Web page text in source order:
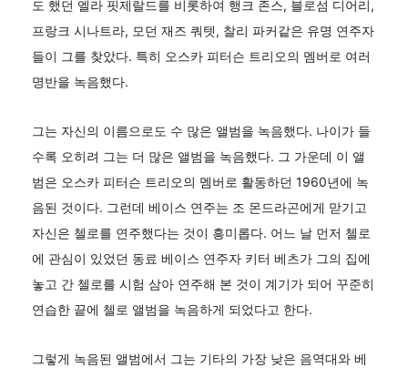
도 했던 엘라 핏제랄드를 비롯하여 행크 존스, 블로섬 디어리,
프랑크 시나트라, 모던 재즈 쿼텟, 찰리 파커같은 유명 연주자
들이 그를 찾았다. 특히 오스카 피터슨 트리오의 멤버로 여러
명반을 녹음했다.
그는 자신의 이름으로도 수 많은 앨범을 녹음했다. 나이가 들
수록 오히려 그는 더 많은 앨범을 녹음했다. 그 가운데 이 앨
범은 오스카 피터슨 트리오의 멤버로 활동하던 1960년에 녹
음된 것이다. 그런데 베이스 연주는 조 몬드라곤에게 맏기고
자신은 첼로를 연주했다는 것이 흥미롭다. 어느 날 먼저 첼로
에 관심이 있었던 동료 베이스 연주자 키터 베츠가 그의 집에
놓고 간 첼로를 시험 삼아 연주해 본 것이 계기가 되어 꾸준히
연습한 끝에 첼로 앨범을 녹음하게 되었다고 한다.
그렇게 녹음된 앨범에서 그는 기타의 가장 낮은 음역대와 베